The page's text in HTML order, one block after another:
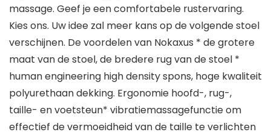
massage. Geef je een comfortabele rustervaring.
Kies ons. Uw idee zal meer kans op de volgende stoel
verschijnen. De voordelen van Nokaxus * de grotere
maat van de stoel, de bredere rug van de stoel *
human engineering high density spons, hoge kwaliteit
polyurethaan dekking. Ergonomie hoofd-, rug-,
taille- en voetsteun* vibratiemassagefunctie om
effectief de vermoeidheid van de taille te verlichten